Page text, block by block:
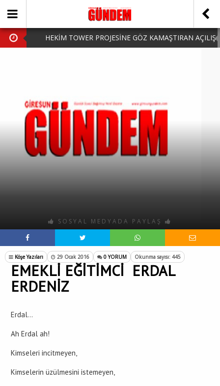
HEKİM TOWER PROJESİNE GÖZ KAMAŞTIRAN AÇILIŞ
HARUN CİCİ: VİDEOYU GÖRÜNCE GÖZLERİM DOLDU
SOSYAL MEDYADA PAYLAŞ
Köşe Yazıları 29 Ocak 2016 0 YORUM Okunma sayısı: 445
EMEKLİ EĞİTİMCİ ERDAL
ERDENİZ
Erdal…
Ah Erdal ah!
Kimseleri incitmeyen,
Kimselerin üzülmesini istemeyen,